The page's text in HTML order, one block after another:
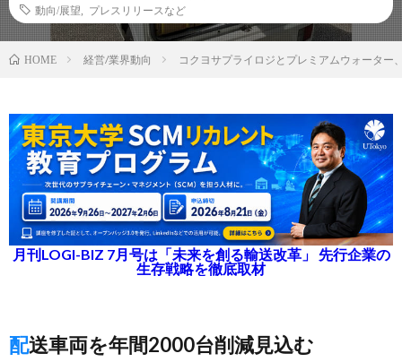
動向/展望
プレスリリースなど
HOME 経営/業界動向 コクヨサプライロジとプレミアムウォーター
月刊LOGI-BIZ 7月号は「未来を創る輸送改革」 先行企業の
生存戦略を徹底取材
配送車両を年間2000台削減見込む